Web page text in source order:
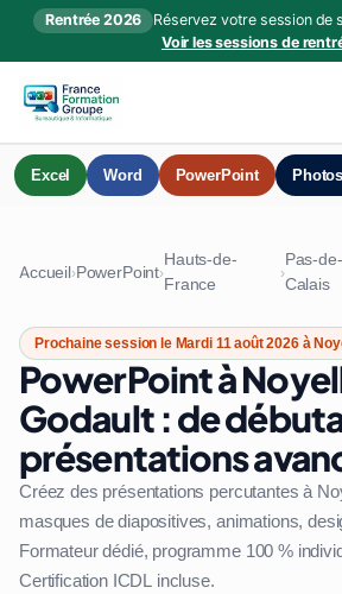
Rentrée 2026
Réservez votre session de
Voir les sessions de
Excel Word PowerPoint
Accueil›PowerPoint›
Hauts-de-
France
›
Pas-de-
Calais
Prochaine session le Mardi 11 août 2026 à
PowerPoint à
Godault : de
présentations
Créez des présentations percutantes à
masques de diapositives, animations,
Formateur dédié, programme 100 %
Certification ICDL incluse.